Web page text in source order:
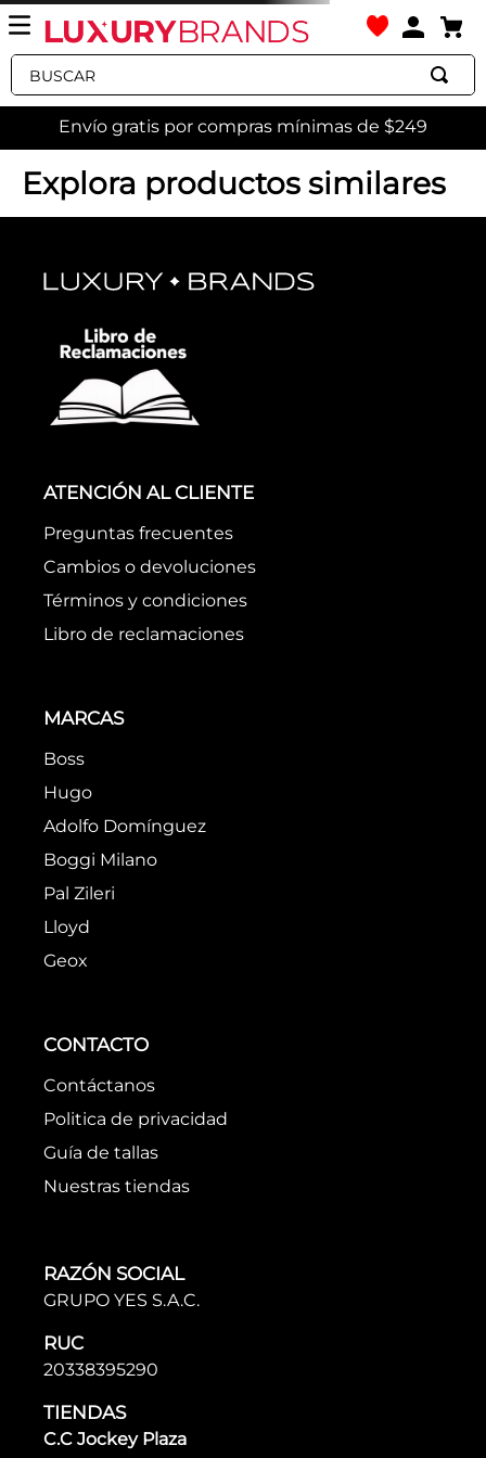
Buscar
Envío gratis por compras mínimas de $249
spherica-ec11-wide-u-spherica-ec11-wide-u25emc-
00043-c9999
OOPS!
No encontramos ningún resultado
para "spherica-ec11-wide-u-spherica-
ec11-wide-u25emc-00043-c9999
Comprueba los términos
Intenta utilizar una sola palabra
búsqueda
Intenta buscar sinónimos del
término deseado